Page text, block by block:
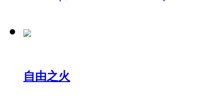
自由之火